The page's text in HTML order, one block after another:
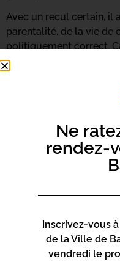
Avec un recul certain, il
parentalité, de la vie de
politiquement correct.
présents dans le
ces thèmes avec une
caractérisent, et qui font
meilleurs de sa
Ne
rendez-
Inscrivez-vous
de la Ville de
vendredi le